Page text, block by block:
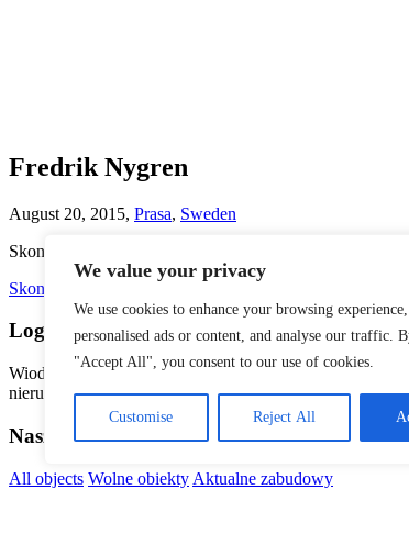
We value your privacy
We use cookies to enhance your browsing
personalised ads or content, and analyse our traffic.
"Accept All", you consent to our use of cookies.
Customise Reject All
Fredrik Nygren
August 20, 2015, Prasa, Sweden
Skontaktuj się z nami w przypadku jakichkolwiek
Skontaktuj się z nami
Logicenters
Wiodący dostawca nowoczesnych nieruchomości
nieruchomości logistyczne.
Nasza platforma
All objects Wolne obiekty Aktualne zabudowy